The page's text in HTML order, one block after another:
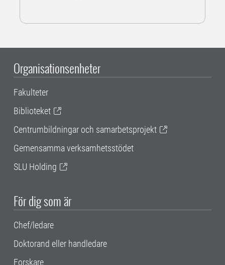
Organisationsenheter
Fakulteter
Biblioteket
Centrumbildningar och samarbetsprojekt
Gemensamma verksamhetsstödet
SLU Holding
För dig som är
Chef/ledare
Doktorand eller handledare
Forskare